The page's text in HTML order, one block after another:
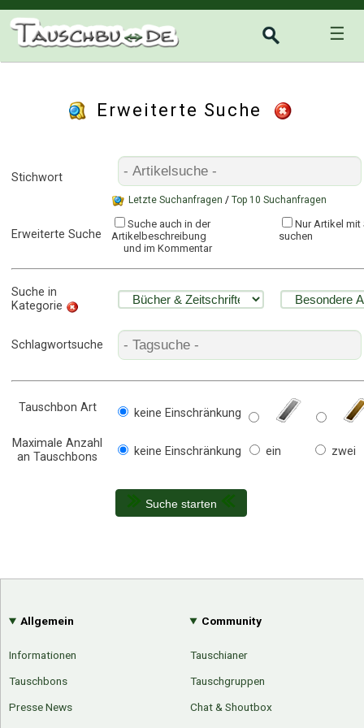
☰
Erweiterte Suche
Stichwort
Letzte Suchanfragen / Top 10 Suchanfragen
Erweiterte Suche
Suche auch in der
Artikelbeschreibung
und im Kommentar
Nur Artikel
suchen
Suche in
Kategorie
Schlagwortsuche
Tauschbon Art keine Einschränkung
Maximale Anzahl
an Tauschbons
keine Einschränkung ein zwei
Suche starten
Allgemein
Informationen
Tauschbons
Presse News
Community
Tauschianer
Tauschgruppen
Chat & Shoutbox